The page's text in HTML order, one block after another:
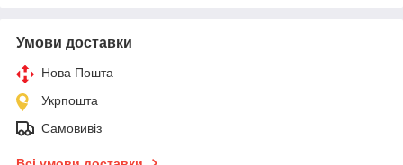
Умови доставки
Нова Пошта
Укрпошта
Самовивіз